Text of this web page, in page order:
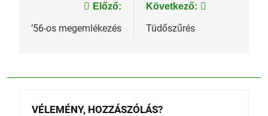
Bejegyzés
navigáció
Előző:
’56-os megemlékezés
Következő:
Tüdőszűrés
VÉLEMÉNY, HOZZÁSZÓLÁS?